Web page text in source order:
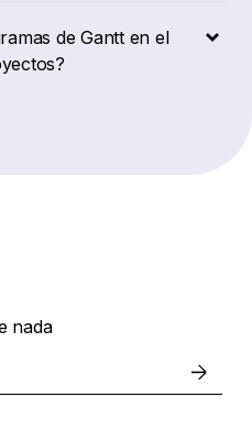
de Gantt en el
nada